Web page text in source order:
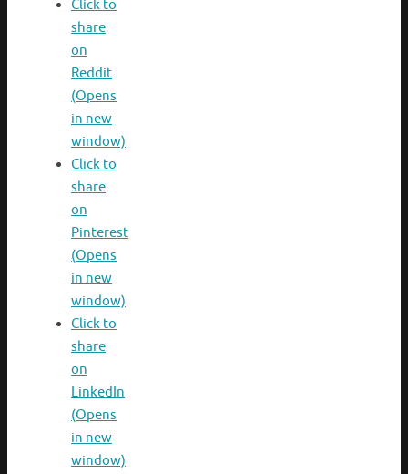
Click to
share
on
Reddit
(Opens
in new
window)
Click to
share
on
Pinterest
(Opens
in new
window)
Click to
share
on
LinkedIn
(Opens
in new
window)